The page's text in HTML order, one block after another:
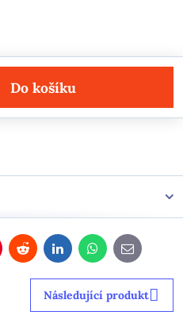
Do košíku
RedditLinkedInWhatsApp
E-
mail
Následující produkt